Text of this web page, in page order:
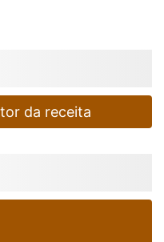
da receita